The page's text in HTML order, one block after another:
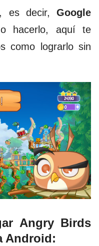
, es decir, Google
hacerlo, aquí te
como lograrlo sin
Angry Birds
Android: